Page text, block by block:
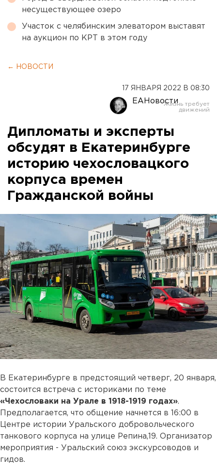
несуществующее озеро
Участок с челябинским элеватором выставят
на аукцион по КРТ в этом году
← НОВОСТИ
17 ЯНВАРЯ 2022 В 08:30
ЕАНовости
Дипломаты и эксперты
обсудят в Екатеринбурге
историю чехословацкого
корпуса времен
Гражданской войны
В Екатеринбурге в предстоящий четверг, 20 января,
состоится встреча с историками по теме
«Чехословаки на Урале в 1918-1919 годах».
Предполагается, что общение начнется в 16:00 в
Центре истории Уральского добровольческого
танкового корпуса на улице Репина,19. Организатор
мероприятия - Уральский союз экскурсоводов и
гидов.